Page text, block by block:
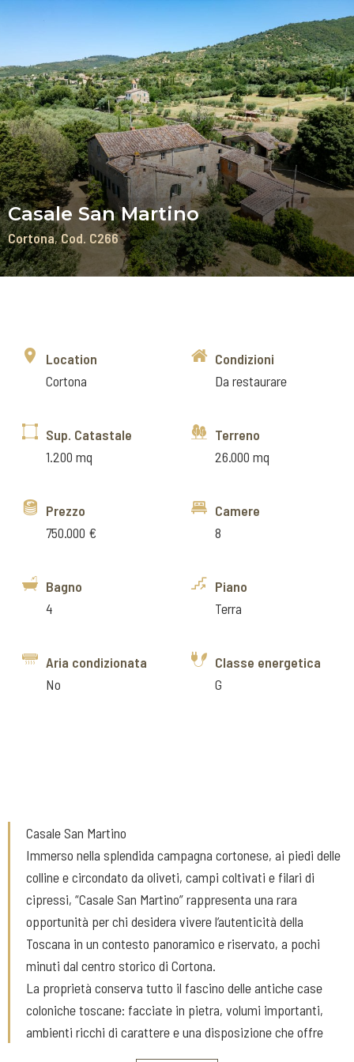
Casale San Martino
CortonaCod. C266
Location
Cortona
Condizioni
Da restaurare
Sup. Catastale
1.200 mq
Terreno
26.000 mq
Prezzo
750.000 €
Camere
8
Bagno
4
Piano
Terra
Aria condizionata
No
Classe energetica
G
Casale San Martino
Immerso nella splendida campagna cortonese, ai piedi delle
colline e circondato da oliveti, campi coltivati e filari di
cipressi, “Casale San Martino” rappresenta una rara
opportunità per chi desidera vivere l’autenticità della
Toscana in un contesto panoramico e riservato, a pochi
minuti dal centro storico di Cortona.
La proprietà conserva tutto il fascino delle antiche case
coloniche toscane: facciate in pietra, volumi importanti,
ambienti ricchi di carattere e una disposizione che offre